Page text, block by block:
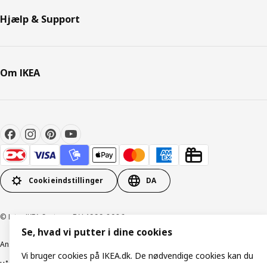
Hjælp & Support
Om IKEA
Cookieindstillinger DA
© Inter IKEA Systems B.V. 1999-2026
Ansvarlig rapportering
Se, hvad vi putter i dine cookies
Vi bruger cookies på IKEA.dk. De nødvendige cookies kan du